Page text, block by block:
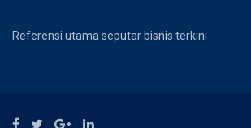
Referensi utama seputar bisnis terkini